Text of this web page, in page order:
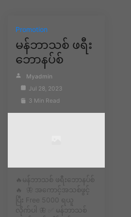
Promotion
မန်ဘာသစ် ဖရီး
ဘောနပ်စ်
Myadmin
Jul 28, 2023
3 Min Read
🔥မန်ဘာသစ် ဖရီးဘောနပ်စ်
🔥 🦋 အကောင့်အသစ်ဖွင့်
ပြီး Free 5000 ရယူ
လိုက်ပါ 🦋 ✅ မန်ဘာသစ်